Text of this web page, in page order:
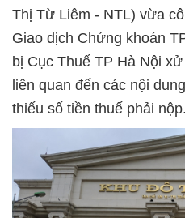
Thị Từ Liêm - NTL) vừa
Giao dịch Chứng khoán
bị Cục Thuế TP Hà Nội
liên quan đến các nội
thiếu số tiền thuế phải nộp.